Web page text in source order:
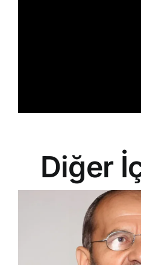
Diğer